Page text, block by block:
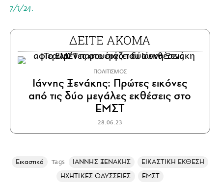
7/1/24.
ΔΕΙΤΕ ΑΚΟΜΑ
ΠΟΛΙΤΙΣΜΟΣ
Ιάννης Ξενάκης: Πρώτες εικόνες
από τις δύο μεγάλες εκθέσεις στο
ΕΜΣΤ
28.06.23
Εικαστικά Tags ΙΑΝΝΗΣ ΞΕΝΑΚΗΣ
ΕΙΚΑΣΤΙΚΗ ΕΚΘΕΣΗ
ΗΧΗΤΙΚΕΣ ΟΔΥΣΣΕΙΕΣ
ΕΜΣΤ